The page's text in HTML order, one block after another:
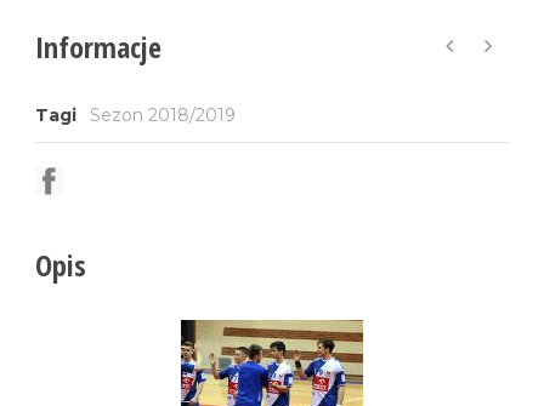
Informacje
Tagi Sezon 2018/2019
Opis